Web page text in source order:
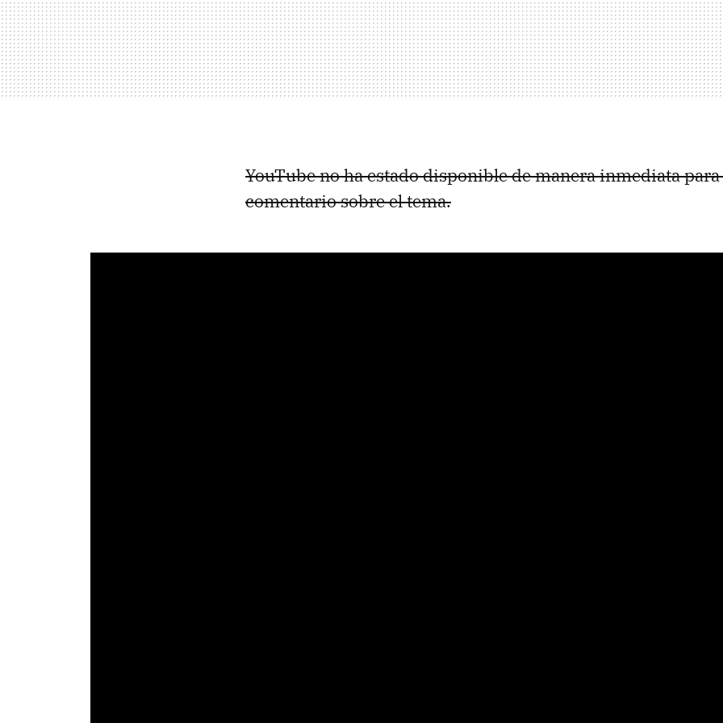
YouTube no ha estado disponible de manera inmediata
comentario sobre el tema.